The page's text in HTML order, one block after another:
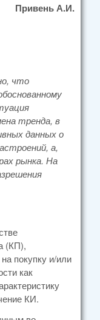
Привень А.И.
что
тренда, в
данных о
а,
рынка. На
(КП),
покупку и/или
как
КИ.